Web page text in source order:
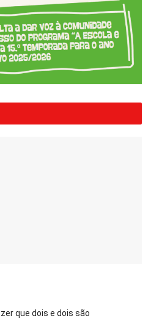
que dois e dois são